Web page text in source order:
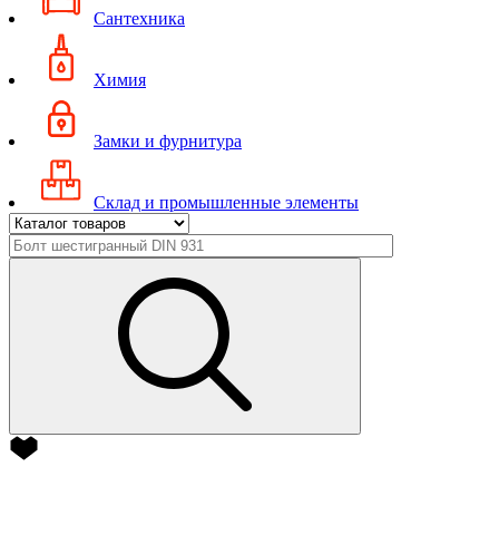
Сантехника
Химия
Замки и фурнитура
Склад и промышленные элементы